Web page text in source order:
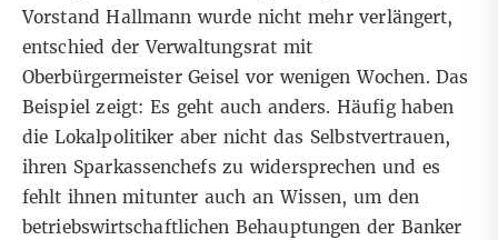
Vorstand Hallmann wurde nicht mehr verlängert,
entschied der Verwaltungsrat mit
Oberbürgermeister Geisel vor wenigen Wochen. Das
Beispiel zeigt: Es geht auch anders. Häufig haben
die Lokalpolitiker aber nicht das Selbstvertrauen,
ihren Sparkassenchefs zu widersprechen und es
fehlt ihnen mitunter auch an Wissen, um den
betriebswirtschaftlichen Behauptungen der Banker